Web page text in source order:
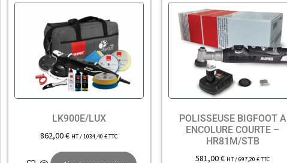
LK900E/LUX
862,00€ HT /1034,40 €TTC
POLISSEUSE BIGFOOT A
ENCOLURE COURTE –
HR81M/STB
581,00€ HT /697,20 €TTC